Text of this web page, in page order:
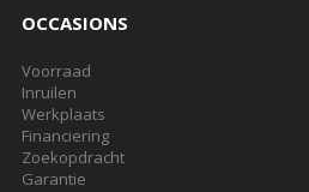
OCCASIONS
Voorraad
Inruilen
Werkplaats
Financiering
Zoekopdracht
Garantie